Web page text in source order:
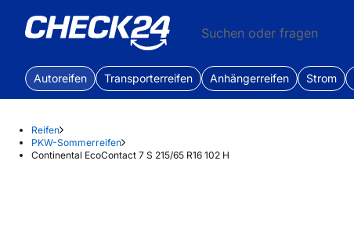
Suchen oder fragen
Autoreifen Transporterreifen Anhängerreifen Strom
Reifen
PKW-Sommerreifen
Continental EcoContact 7 S 215/65 R16 102 H